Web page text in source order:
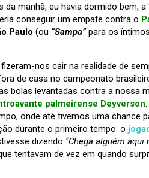
manhã, eu havia dormido bem,
conseguir um empate contra o
Paulo (ou “Sampa”para os
nos cair na realidade de
de casa no campeonato
bolas levantadas contra a nossa
palmeirense Deyverson
onde até tivemos uma chance
durante o primeiro tempo: o
dizendo “Chega alguém
tentavam de vez em quando